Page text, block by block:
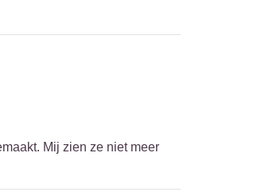
Mij zien ze niet meer